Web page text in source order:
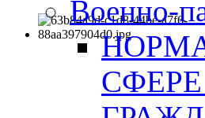
Военно-